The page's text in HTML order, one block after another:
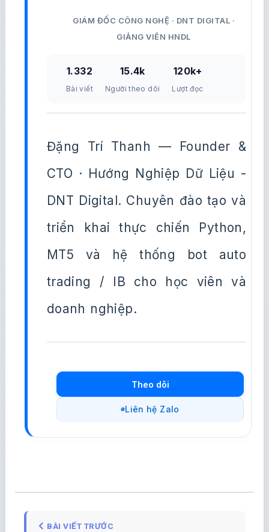
GIÁM ĐỐC CÔNG NGHỆ · DNT DIGITAL ·
GIẢNG VIÊN HNDL
1.332
Bài viết
15.4k
Người theo dõi
120k+
Lượt đọc
Đặng Trí Thanh — Founder &
CTO · Hướng Nghiệp Dữ Liệu -
DNT Digital. Chuyên đào tạo và
triển khai thực chiến Python,
MT5 và hệ thống bot auto
trading / IB cho học viên và
doanh nghiệp.
Theo dõi
Liên hệ Zalo
BÀI VIẾT TRƯỚC